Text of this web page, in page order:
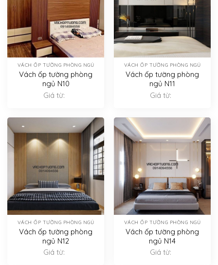
VÁCH ỐP TƯỜNG PHÒNG NGỦ
Vách ốp tường phòng
ngủ N10
Giá từ:
VÁCH ỐP TƯỜNG PHÒNG NGỦ
Vách ốp tường phòng
ngủ N11
Giá từ:
VÁCH ỐP TƯỜNG PHÒNG NGỦ
Vách ốp tường phòng
ngủ N12
Giá từ:
VÁCH ỐP TƯỜNG PHÒNG NGỦ
Vách ốp tường phòng
ngủ N14
Giá từ: